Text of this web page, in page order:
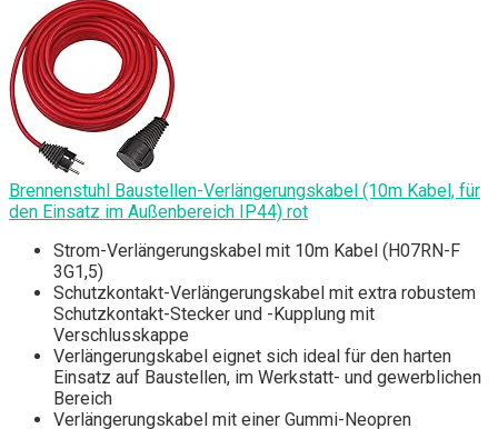
Brennenstuhl Baustellen-Verlängerungskabel (10m Kabel, für
den Einsatz im Außenbereich IP44) rot
Strom-Verlängerungskabel mit 10m Kabel (H07RN-F
3G1,5)
Schutzkontakt-Verlängerungskabel mit extra robustem
Schutzkontakt-Stecker und -Kupplung mit
Verschlusskappe
Verlängerungskabel eignet sich ideal für den harten
Einsatz auf Baustellen, im Werkstatt- und gewerblichen
Bereich
Verlängerungskabel mit einer Gummi-Neopren